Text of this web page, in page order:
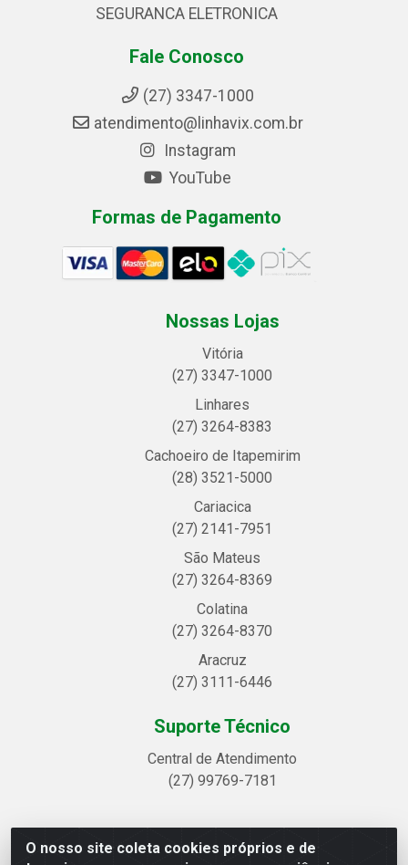
O nosso site coleta cookies próprios e de
SEGURANCA ELETRONICA
Fale Conosco
(27) 3347-1000
atendimento@linhavix.com.br
Instagram
YouTube
Formas de Pagamento
Nossas Lojas
Vitória
(27) 3347-1000
Linhares
(27) 3264-8383
Cachoeiro de Itapemirim
(28) 3521-5000
Cariacica
(27) 2141-7951
São Mateus
(27) 3264-8369
Colatina
(27) 3264-8370
Aracruz
(27) 3111-6446
Suporte Técnico
Central de Atendimento
(27) 99769-7181
Linhavix Distribuidora LTDA - Avenida Alegre, 2521 -